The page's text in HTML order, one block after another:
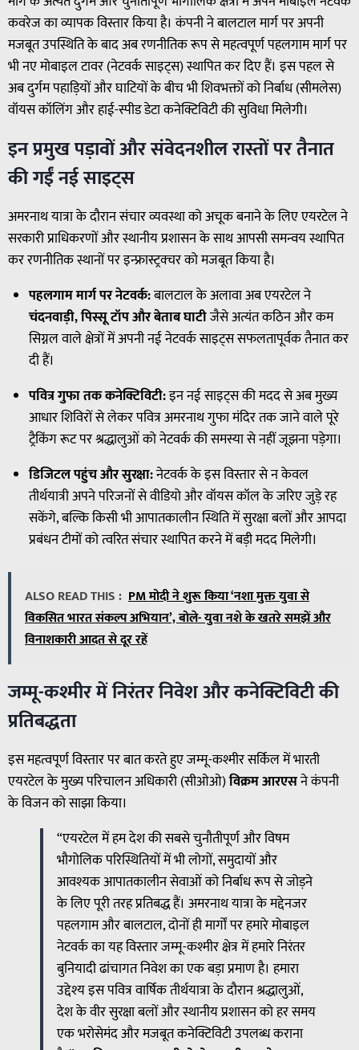
कवरेज का व्यापक विस्तार किया है। कंपनी ने बालटाल मार्ग पर अपनी
मजबूत उपस्थिति के बाद अब रणनीतिक रूप से महत्वपूर्ण पहलगाम मार्ग पर
भी नए मोबाइल टावर (नेटवर्क साइट्स) स्थापित कर दिए हैं। इस पहल से
अब दुर्गम पहाड़ियों और घाटियों के बीच भी शिवभक्तों को निर्बाध (सीमलेस)
वॉयस कॉलिंग और हाई-स्पीड डेटा कनेक्टिविटी की सुविधा मिलेगी।
इन प्रमुख पड़ावों और संवेदनशील रास्तों पर तैनात
की गईं नई साइट्स
अमरनाथ यात्रा के दौरान संचार व्यवस्था को अचूक बनाने के लिए एयरटेल ने
सरकारी प्राधिकरणों और स्थानीय प्रशासन के साथ आपसी समन्वय स्थापित
कर रणनीतिक स्थानों पर इन्फ्रास्ट्रक्चर को मजबूत किया है।
पहलगाम मार्ग पर नेटवर्क:बालटाल के अलावा अब एयरटेल ने
चंदनवाड़ी, पिस्सू टॉप और बेताब घाटीजैसे अत्यंत कठिन और कम
सिग्नल वाले क्षेत्रों में अपनी नई नेटवर्क साइट्स सफलतापूर्वक तैनात कर
दी हैं।
पवित्र गुफा तक कनेक्टिविटी:इन नई साइट्स की मदद से अब मुख्य
आधार शिविरों से लेकर पवित्र अमरनाथ गुफा मंदिर तक जाने वाले पूरे
ट्रैकिंग रूट पर श्रद्धालुओं को नेटवर्क की समस्या से नहीं जूझना पड़ेगा।
डिजिटल पहुंच और सुरक्षा:नेटवर्क के इस विस्तार से न केवल
तीर्थयात्री अपने परिजनों से वीडियो और वॉयस कॉल के जरिए जुड़े रह
सकेंगे, बल्कि किसी भी आपातकालीन स्थिति में सुरक्षा बलों और आपदा
प्रबंधन टीमों को त्वरित संचार स्थापित करने में बड़ी मदद मिलेगी।
ALSO READ THIS : PM मोदी ने शुरू किया ‘नशा मुक्त युवा से
विकसित भारत संकल्प अभियान’, बोले- युवा नशे के खतरे समझें और
विनाशकारी आदत से दूर रहें
जम्मू-कश्मीर में निरंतर निवेश और कनेक्टिविटी की
प्रतिबद्धता
इस महत्वपूर्ण विस्तार पर बात करते हुए जम्मू-कश्मीर सर्किल में भारती
एयरटेल के मुख्य परिचालन अधिकारी (सीओओ)विक्रम आरएसने कंपनी
के विजन को साझा किया।
“एयरटेल में हम देश की सबसे चुनौतीपूर्ण और विषम
भौगोलिक परिस्थितियों में भी लोगों, समुदायों और
आवश्यक आपातकालीन सेवाओं को निर्बाध रूप से जोड़ने
के लिए पूरी तरह प्रतिबद्ध हैं। अमरनाथ यात्रा के मद्देनजर
पहलगाम और बालटाल, दोनों ही मार्गों पर हमारे मोबाइल
नेटवर्क का यह विस्तार जम्मू-कश्मीर क्षेत्र में हमारे निरंतर
बुनियादी ढांचागत निवेश का एक बड़ा प्रमाण है। हमारा
उद्देश्य इस पवित्र वार्षिक तीर्थयात्रा के दौरान श्रद्धालुओं,
देश के वीर सुरक्षा बलों और स्थानीय प्रशासन को हर समय
एक भरोसेमंद और मजबूत कनेक्टिविटी उपलब्ध कराना